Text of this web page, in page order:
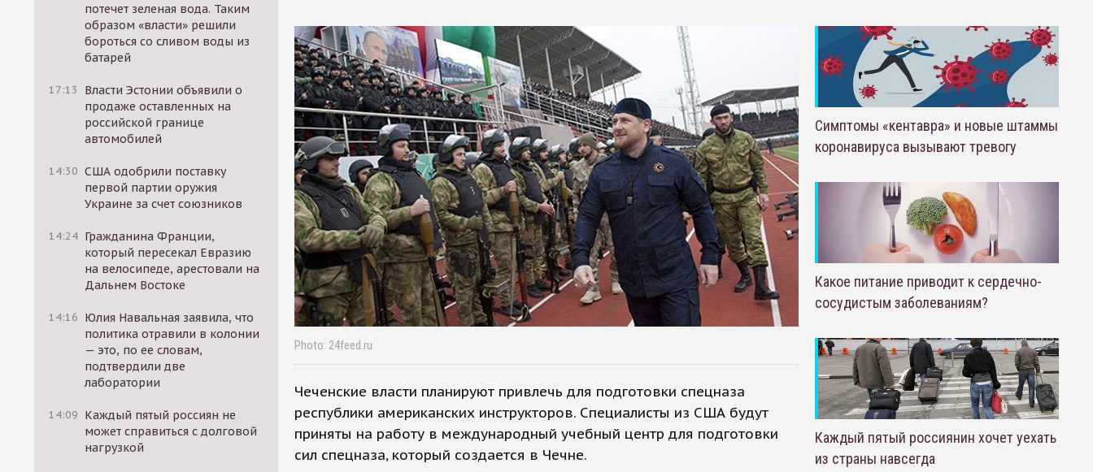
потечет зеленая вода. Таким
образом «власти» решили
бороться со сливом воды из
батарей
17:13
Власти Эстонии объявили о
продаже оставленных на
российской границе
автомобилей
14:30 США одобрили поставку
первой партии оружия
Украине за счет союзников
14:24 Гражданина Франции,
который пересекал Евразию
на велосипеде, арестовали на
Дальнем Востоке
14:16 Юлия Навальная заявила, что
политика отравили в колонии
— это, по ее словам,
подтвердили две
лаборатории
14:09 Каждый пятый россиян не
может справиться с долговой
нагрузкой
Photo: 24feed.ru
Чеченские власти планируют привлечь для подготовки спецназа
республики американских инструкторов. Специалисты из США будут
приняты на работу в международный учебный центр для подготовки
сил спецназа, который создается в Чечне.
Симптомы «кентавра» и новые штаммы
коронавируса вызывают тревогу
Какое питание приводит к сердечно-
сосудистым заболеваниям?
Каждый пятый россиянин хочет уехать
из страны навсегда